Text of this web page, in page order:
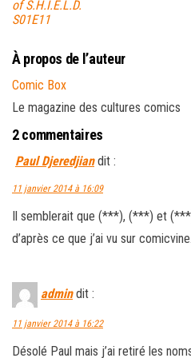
of S.H.I.E.L.D.
S01E11
À propos de l’auteur
Comic Box
Le magazine des cultures comics
2 commentaires
Paul Djeredjian dit :
11 janvier 2014 à 16:09
Il semblerait que (***), (***) et
d’après ce que j’ai vu sur comicvine.
admin dit :
11 janvier 2014 à 16:22
Désolé Paul mais j’ai retiré les